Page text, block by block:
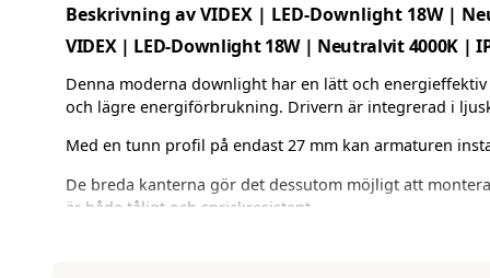
Beskrivning av VIDEX | LED-Downlight 18W |
VIDEX | LED-Downlight 18W | Neutralvit 4000K |
Denna moderna downlight har en lätt och
och lägre energiförbrukning. Drivern är integrerad i
Med en tunn profil på endast 27 mm kan armaturen
De breda kanterna gör det dessutom möjligt att
är både tåligt och sprickresistent.